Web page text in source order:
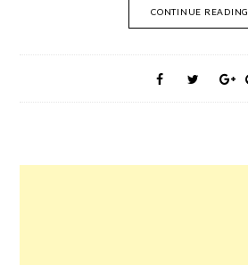
CONTINUE READING